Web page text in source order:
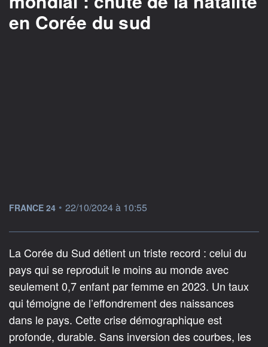
en Corée du sud
information fournie par
FRANCE 24 • 22/10/2024 à 10:55
La Corée du Sud détient un triste record : celui du
pays qui se reproduit le moins au monde avec
seulement 0,7 enfant par femme en 2023. Un taux
qui témoigne de l’effondrement des naissances
dans le pays. Cette crise démographique est
profonde, durable. Sans inversion des courbes, les